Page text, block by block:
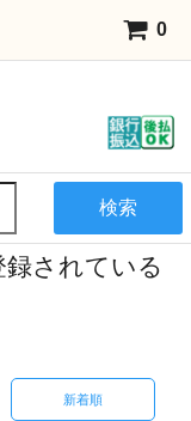
0
検索
録されている
新着順